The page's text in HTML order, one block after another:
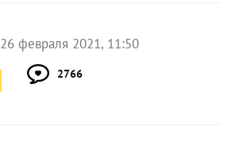
26 февраля 2021, 11:50
2766